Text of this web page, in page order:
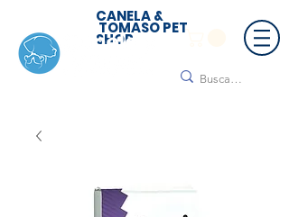
CANELA &
TOMASO PET
SHOP